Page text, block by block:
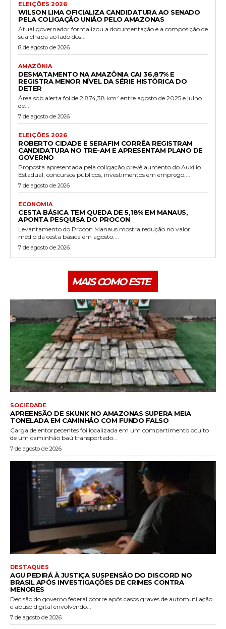
ELEIÇÕES 2026
WILSON LIMA OFICIALIZA CANDIDATURA AO SENADO
PELA COLIGAÇÃO UNIÃO PELO AMAZONAS
Atual governador formalizou a documentação e a composição de
sua chapa ao lado dos...
8 de agosto de 2026
AMAZÔNIA
DESMATAMENTO NA AMAZÔNIA CAI 36,87% E
REGISTRA MENOR NÍVEL DA SÉRIE HISTÓRICA DO
DETER
Área sob alerta foi de 2.874,38 km² entre agosto de 2025 e julho
de...
7 de agosto de 2026
ELEIÇÕES 2026
ROBERTO CIDADE E SERAFIM CORRÊA REGISTRAM
CANDIDATURA NO TRE-AM E APRESENTAM PLANO DE
GOVERNO
Proposta apresentada pela coligação prevê aumento do Auxílio
Estadual, concursos públicos, investimentos em emprego,...
7 de agosto de 2026
ECONOMIA
CESTA BÁSICA TEM QUEDA DE 5,18% EM MANAUS,
APONTA PESQUISA DO PROCON
Levantamento do Procon Manaus mostra redução no valor
médio da cesta básica em agosto....
7 de agosto de 2026
MAIS COMO ESTE
SOCIEDADE
APREENSÃO DE SKUNK NO AMAZONAS SUPERA MEIA
TONELADA EM CAMINHÃO COM FUNDO FALSO
Carga de entorpecentes foi localizada em um compartimento oculto
de um caminhão baú transportado...
7 de agosto de 2026
DESTAQUES
AGU PEDIRÁ À JUSTIÇA SUSPENSÃO DO DISCORD NO
BRASIL APÓS INVESTIGAÇÕES DE CRIMES CONTRA
MENORES
Decisão do governo federal ocorre após casos graves de automutilação
e abuso digital envolvendo...
7 de agosto de 2026